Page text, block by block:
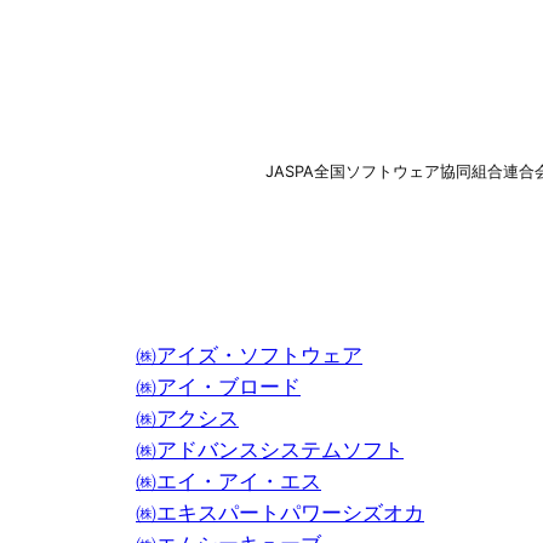
JASPA全国ソフトウェア協同組合連合
㈱アイズ・ソフトウェア
㈱アイ・ブロード
㈱アクシス
㈱アドバンスシステムソフト
㈱エイ・アイ・エス
㈱エキスパートパワーシズオカ